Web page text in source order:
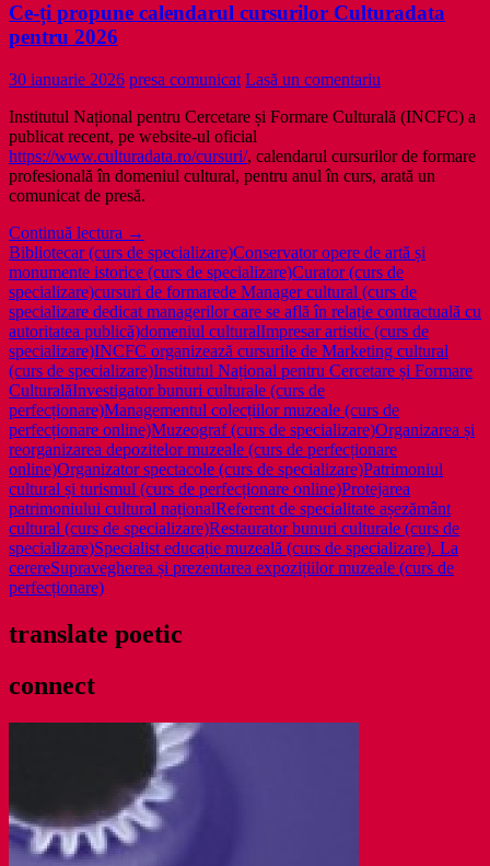
Ce-ți propune calendarul cursurilor Culturadata
pentru 2026
30 ianuarie 2026 presa comunicat Lasă un comentariu
Institutul Național pentru Cercetare și Formare Culturală (INCFC) a
publicat recent, pe website-ul oficial
https://www.culturadata.ro/cursuri/, calendarul cursurilor de formare
profesională în domeniul cultural, pentru anul în curs, arată un
comunicat de presă.
Continuă lectura Ce-
ți
propune
calendarul
cursurilor
Culturadata
pentru
2026
→
Bibliotecar (curs de specializare)Conservator opere de artă și
monumente istorice (curs de specializare)Curator (curs de
specializare)cursuri de formarede Manager cultural (curs de
specializare dedicat managerilor care se află în relație contractuală cu
autoritatea publică)domeniul culturalImpresar artistic (curs de
specializare)INCFC organizează cursurile de Marketing cultural
(curs de specializare)Institutul Național pentru Cercetare și Formare
CulturalăInvestigator bunuri culturale (curs de
perfecționare)Managementul colecțiilor muzeale (curs de
perfecționare online)Muzeograf (curs de specializare)Organizarea și
reorganizarea depozitelor muzeale (curs de perfecționare
online)Organizator spectacole (curs de specializare)Patrimoniul
cultural și turismul (curs de perfecționare online)Protejarea
patrimoniului cultural naționalReferent de specialitate așezământ
cultural (curs de specializare)Restaurator bunuri culturale (curs de
specializare)Specialist educație muzeală (curs de specializare). La
cerereSupravegherea și prezentarea expozițiilor muzeale (curs de
perfecționare)
translate poetic
connect